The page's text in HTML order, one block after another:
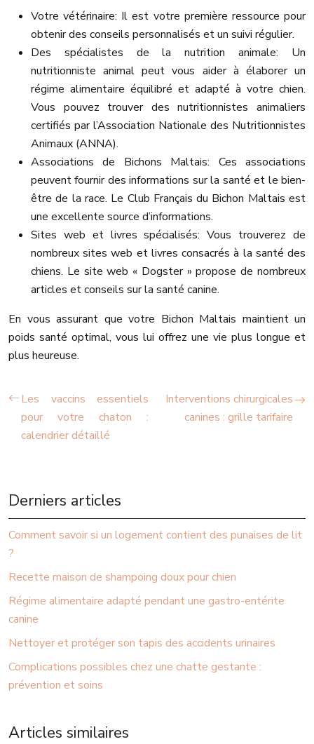
Votre vétérinaire: Il est votre première ressource pour
obtenir des conseils personnalisés et un suivi régulier.
Des spécialistes de la nutrition animale: Un
nutritionniste animal peut vous aider à élaborer un
régime alimentaire équilibré et adapté à votre chien.
Vous pouvez trouver des nutritionnistes animaliers
certifiés par l’Association Nationale des Nutritionnistes
Animaux (ANNA).
Associations de Bichons Maltais: Ces associations
peuvent fournir des informations sur la santé et le bien-
être de la race. Le Club Français du Bichon Maltais est
une excellente source d’informations.
Sites web et livres spécialisés: Vous trouverez de
nombreux sites web et livres consacrés à la santé des
chiens. Le site web « Dogster » propose de nombreux
articles et conseils sur la santé canine.
En vous assurant que votre Bichon Maltais maintient un
poids santé optimal, vous lui offrez une vie plus longue et
plus heureuse.
Les vaccins essentiels
pour votre chaton :
calendrier détaillé
Interventions chirurgicales
canines : grille tarifaire
Derniers articles
Comment savoir si un logement contient des punaises de lit
?
Recette maison de shampoing doux pour chien
Régime alimentaire adapté pendant une gastro-entérite
canine
Nettoyer et protéger son tapis des accidents urinaires
Complications possibles chez une chatte gestante :
prévention et soins
Articles similaires